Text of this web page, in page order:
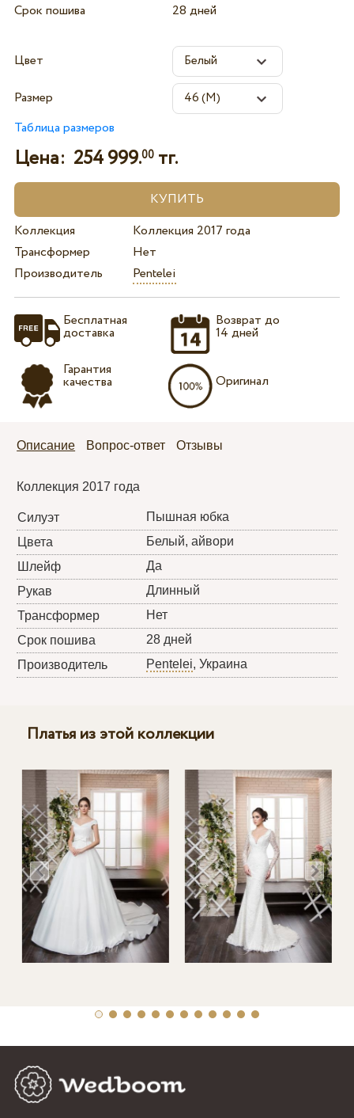
Срок пошива
28 дней
Цвет
Размер
Таблица размеров
Цена: 254 999.00тг.
Коллекция
Коллекция 2017 года
Трансформер
Нет
Производитель
Pentelei
Бесплатная
доставка
Гарантия
качества
Возврат до
14 дней
Оригинал
Описание Вопрос-ответ Отзывы
Коллекция 2017 года
Силуэт
Пышная юбка
Цвета
Белый, айвори
Шлейф
Да
Рукав
Длинный
Трансформер
Нет
Срок пошива
28 дней
Производитель
Pentelei, Украина
Платья из этой коллекции